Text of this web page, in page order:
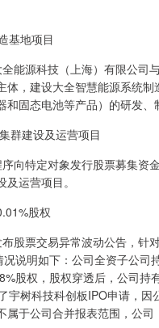
基地项目
源科技（上海）有限公司
，建设大全智慧能源系统
固态电池等产品）的研发、
群建设及运营项目
特定对象发行股票募集资
运营项目。
股权
票交易异常波动公告，针
说明如下：公司全资子公司
股权，股权穿透后，公司
树科技科创板IPO申请，
于公司合并报表范围，公